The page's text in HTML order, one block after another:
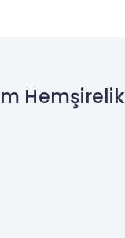
Hemşirelik